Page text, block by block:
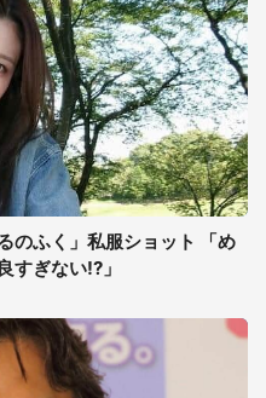
のふく」私服ショット 「め
すぎない!?」